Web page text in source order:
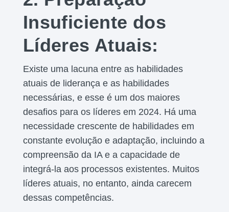
Insuficiente dos
Líderes Atuais:
Existe uma lacuna entre as habilidades
atuais de liderança e as habilidades
necessárias, e esse é um dos maiores
desafios para os líderes em 2024. Há uma
necessidade crescente de habilidades em
constante evolução e adaptação, incluindo a
compreensão da IA e a capacidade de
integrá-la aos processos existentes. Muitos
líderes atuais, no entanto, ainda carecem
dessas competências.